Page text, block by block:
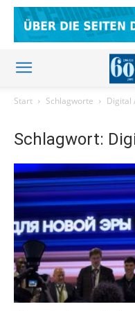
Start Schlagworte Digital
Schlagwort: